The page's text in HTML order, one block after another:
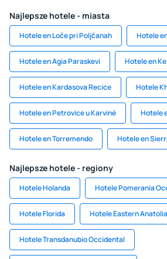
Najlepsze hotele - miasta
Hotele en Loče pri Poljčanah Hotele
Hotele en Agia Paraskevi Hotele en
Hotele en Kardasova Recice Hotele
Hotele en Petrovice u Karviné Hotele
Hotele en Torremendo Hotele en
Najlepsze hotele - regiony
Hotele Holanda Hotele Pomerania
Hotele Florida Hotele Eastern Anatolia
Hotele Transdanubio Occidental